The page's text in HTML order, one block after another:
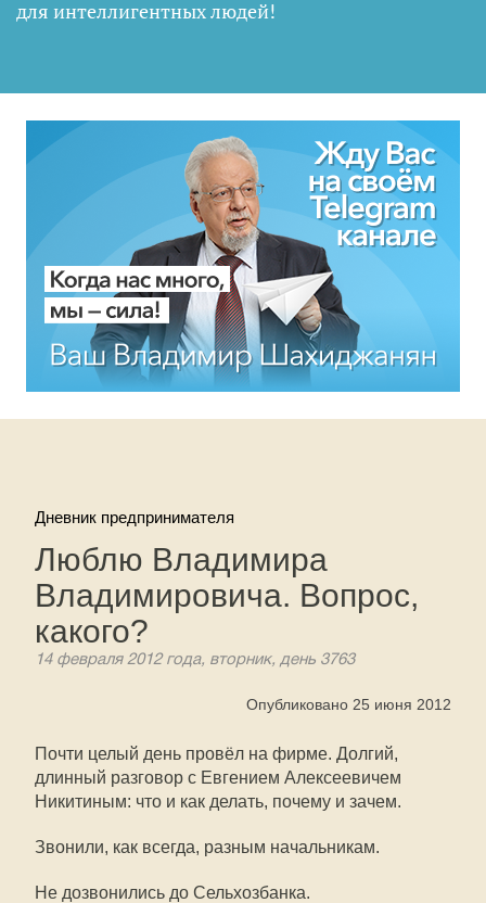
для интеллигентных людей!
Дневник предпринимателя
Люблю Владимира
Владимировича. Вопрос,
какого?
14 февраля 2012 года, вторник, день 3763
Опубликовано 25 июня 2012
Почти целый день провёл на фирме. Долгий,
длинный разговор с Евгением Алексеевичем
Никитиным: что и как делать, почему и зачем.
Звонили, как всегда, разным начальникам.
Не дозвонились до Сельхозбанка.